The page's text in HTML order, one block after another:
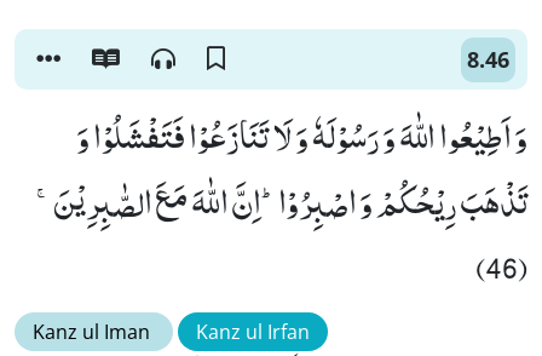
8.46
وَ اَطِیْعُوا اللّٰهَ وَ رَسُوْلَهٗ وَ لَا تَنَازَعُوْا فَتَفْشَلُوْا وَ
تَذْهَبَ رِیْحُكُمْ وَ اصْبِرُوْاؕ-اِنَّ اللّٰهَ مَعَ الصّٰبِرِیْنَۚ
(46)
Kanz ul Iman Kanz ul Irfan